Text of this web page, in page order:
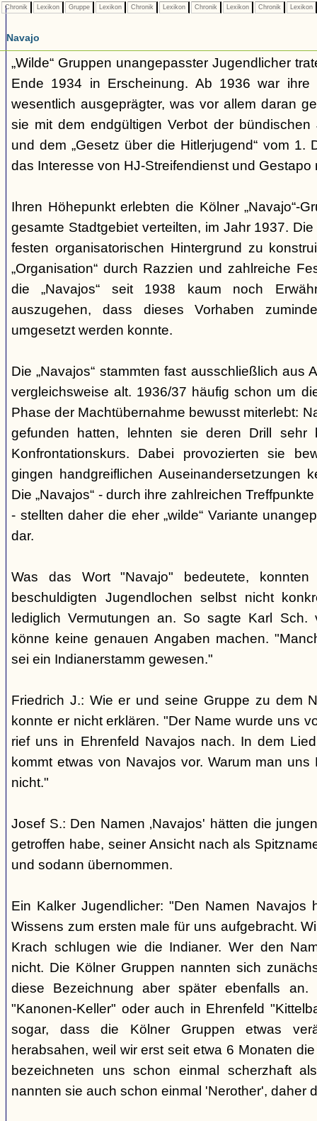
Chronik Lexikon Gruppe Lexikon Chronik Lexikon Chronik Lexikon Chronik Lexikon
Navajo
„Wilde“ Gruppen unangepasster Jugendlicher
Ende 1934 in Erscheinung. Ab 1936 war ihre
wesentlich ausgeprägter, was vor allem daran
sie mit dem endgültigen Verbot der
und dem „Gesetz über die Hitlerjugend“ vom 1.
das Interesse von HJ-Streifendienst und Gestapo
Ihren Höhepunkt erlebten die Kölner „Navajo“-
gesamte Stadtgebiet verteilten, im Jahr 1937.
festen organisatorischen Hintergrund zu
„Organisation“ durch Razzien und zahlreiche
die „Navajos“ seit 1938 kaum noch
auszugehen, dass dieses Vorhaben
umgesetzt werden konnte.
Die „Navajos“ stammten fast ausschließlich aus
vergleichsweise alt. 1936/37 häufig schon um
Phase der Machtübernahme bewusst miterlebt:
gefunden hatten, lehnten sie deren Drill
Konfrontationskurs. Dabei provozierten sie
gingen handgreiflichen Auseinandersetzungen
Die „Navajos“ - durch ihre zahlreichen
- stellten daher die eher „wilde“ Variante
dar.
Was das Wort "Navajo" bedeutete, konnten
beschuldigten Jugendlochen selbst nicht
lediglich Vermutungen an. So sagte Karl
könne keine genauen Angaben machen.
sei ein Indianerstamm gewesen."
Friedrich J.: Wie er und seine Gruppe zu dem
konnte er nicht erklären. "Der Name wurde uns
rief uns in Ehrenfeld Navajos nach. In dem
kommt etwas von Navajos vor. Warum man
nicht."
Josef S.: Den Namen ‚Navajos' hätten die
getroffen habe, seiner Ansicht nach als
und sodann übernommen.
Ein Kalker Jugendlicher: "Den Namen Navajos
Wissens zum ersten male für uns aufgebracht.
Krach schlugen wie die Indianer. Wer den
nicht. Die Kölner Gruppen nannten sich
diese Bezeichnung aber später ebenfalls
"Kanonen-Keller" oder auch in Ehrenfeld
sogar, dass die Kölner Gruppen etwas
herabsahen, weil wir erst seit etwa 6 Monaten
bezeichneten uns schon einmal scherzhaft
nannten sie auch schon einmal 'Nerother', daher